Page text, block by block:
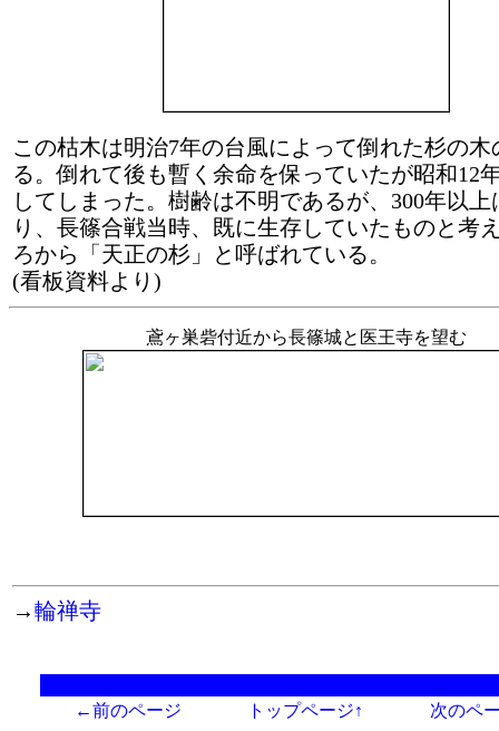
この枯木は明治7年の台風によって倒れた杉の木
る。倒れて後も暫く余命を保っていたが昭和12
してしまった。樹齢は不明であるが、300年以
り、長篠合戦当時、既に生存していたものと考
ろから「天正の杉」と呼ばれている。
(看板資料より)
鳶ヶ巣砦付近から長篠城と医王寺を望む
→輪禅寺
←前のページ トップページ↑ 次のペ